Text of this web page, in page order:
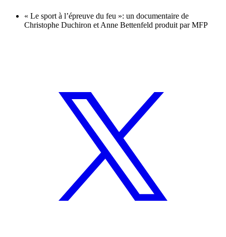
« Le sport à l’épreuve du feu »: un documentaire de
Christophe Duchiron et Anne Bettenfeld produit par MFP